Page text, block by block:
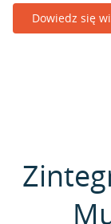
Dowiedz się